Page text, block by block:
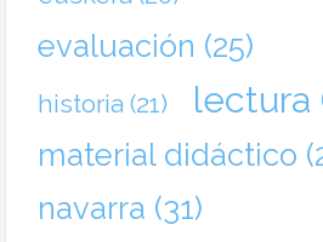
evaluación (25)
historia (21) lectura
material didáctico
navarra (31)